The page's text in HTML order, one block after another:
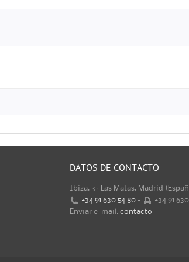
DATOS DE CONTACTO
Ibiza, 3 · Las Matas, Madrid
+34 91 630 54 80 -
+34 91
Enviar e-mail: contacto